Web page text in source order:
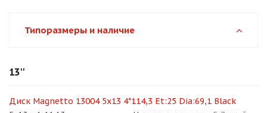
Типоразмеры и наличие
13''
Диск Magnetto 13004 5x13 4*114,3 Et:25 Dia:69,1 Black